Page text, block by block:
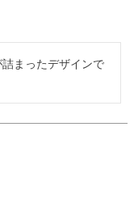
まったデザインで